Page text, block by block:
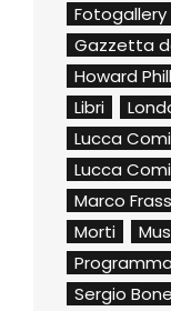
Fotogallery
Gazzetta
Howard
Libri
Lucca
Lucca
Marco
Morti
Sergio